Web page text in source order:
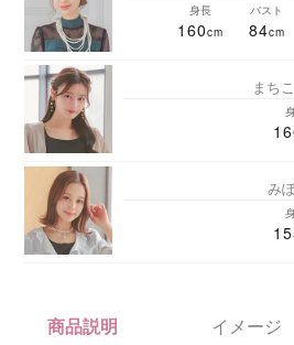
身長
160
バスト
84
まちこ
み
商品説明 イメージ